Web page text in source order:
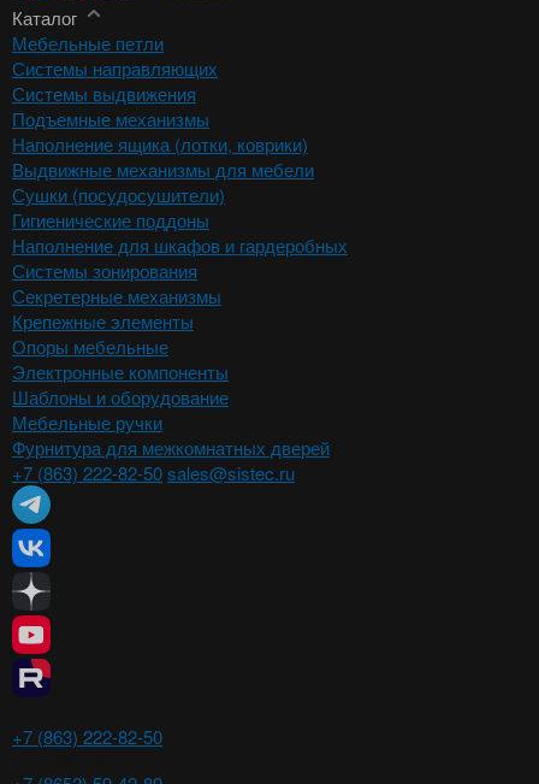
Каталог
Мебельные петли
Системы направляющих
Системы выдвижения
Подъемные механизмы
Наполнение ящика (лотки, коврики)
Выдвижные механизмы для мебели
Сушки (посудосушители)
Гигиенические поддоны
Наполнение для шкафов и гардеробных
Системы зонирования
Секретерные механизмы
Крепежные элементы
Опоры мебельные
Электронные компоненты
Шаблоны и оборудование
Мебельные ручки
Фурнитура для межкомнатных дверей
+7 (863) 222-82-50sales@sistec.ru
+7 (863) 222-82-50